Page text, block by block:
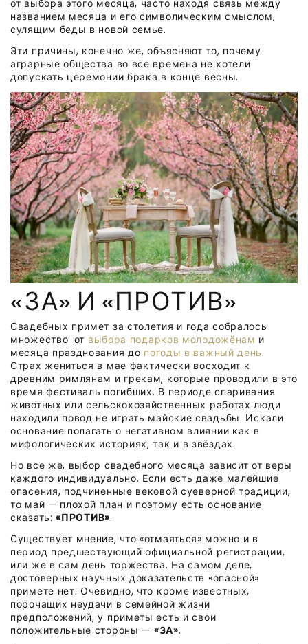
от выбора этого месяца, часто находя связь между
названием месяца и его символическим смыслом,
сулящим беды в новой семье.
Эти причины, конечно же, объясняют то, почему
аграрные общества во все времена не хотели
допускать церемонии брака в конце весны.
«ЗА» И «ПРОТИВ»
Свадебных примет за столетия и года собралось
множество: от выбора подарков молодожёнам и
месяца празднования до погоды в важный день.
Страх жениться в мае фактически восходит к
древним римлянам и грекам, которые проводили в это
время фестиваль погибших. В периоде спаривания
животных или сельскохозяйственных работах люди
находили повод не играть майские свадьбы. Искали
основание полагать о негативном влиянии как в
мифологических историях, так и в звёздах.
Но все же, выбор свадебного месяца зависит от веры
каждого индивидуально. Если есть даже малейшие
опасения, подчиненные вековой суеверной традиции,
то май — плохой план и поэтому есть основание
сказать:«ПРОТИВ».
Существует мнение, что «отмаяться» можно и в
период предшествующий официальной регистрации,
или же в сам день торжества. На самом деле,
достоверных научных доказательств «опасной»
примете нет. Очевидно, что кроме известных,
порочащих неудачи в семейной жизни
предположений, у приметы есть и свои
положительные стороны — «ЗА».